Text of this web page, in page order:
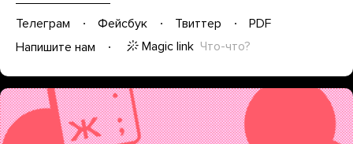
Телеграм Фейсбук Твиттер
PDF
Напишите нам
Magic link Что-что?